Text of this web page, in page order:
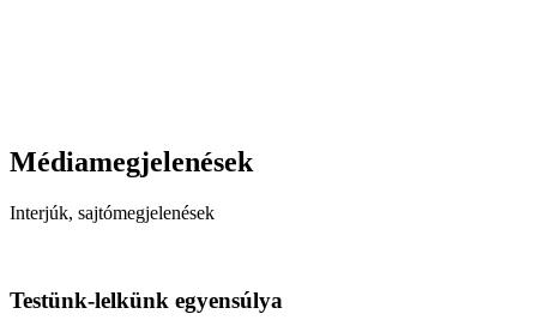
Médiamegjelenések
Interjúk, sajtómegjelenések
Testünk-lelkünk egyensúlya